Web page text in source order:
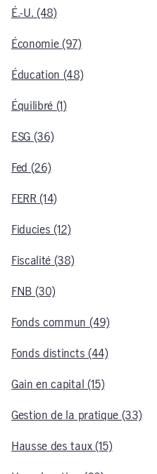
É.-U. (48)
Économie (97)
Éducation (48)
Équilibré (1)
ESG (36)
Fed (26)
FERR (14)
Fiducies (12)
Fiscalité (38)
FNB (30)
Fonds commun (49)
Fonds distincts (44)
Gain en capital (15)
Gestion de la pratique (33)
Hausse des taux (15)